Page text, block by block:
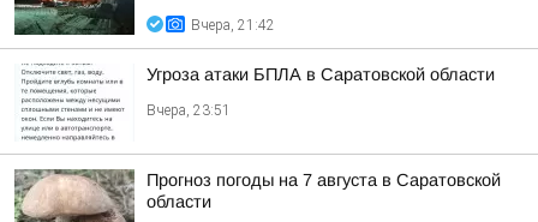
Вчера, 21:42
Угроза атаки БПЛА в Саратовской области
Вчера, 23:51
Прогноз погоды на 7 августа в Саратовской
области